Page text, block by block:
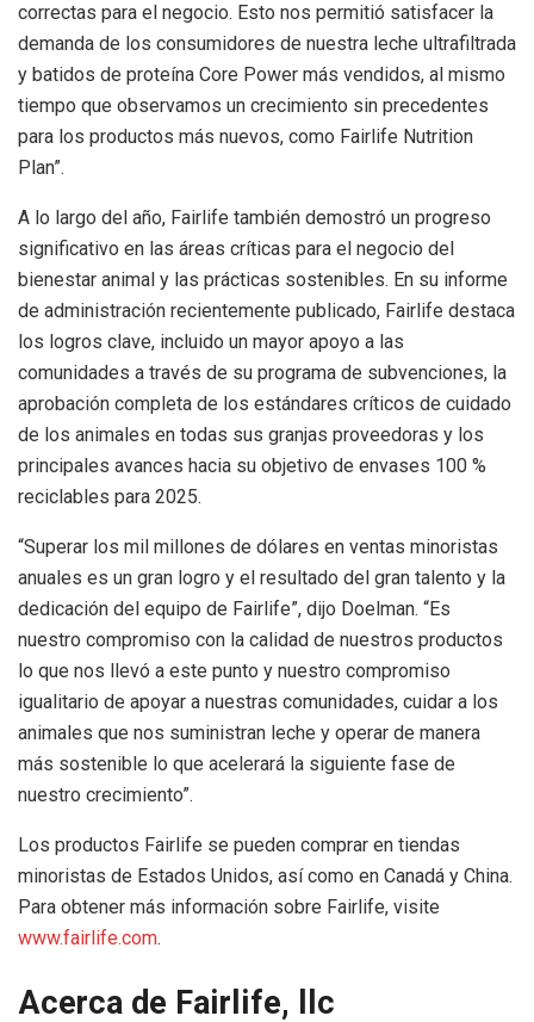
correctas para el negocio. Esto nos permitió satisfacer la
demanda de los consumidores de nuestra leche ultrafiltrada
y batidos de proteína Core Power más vendidos, al mismo
tiempo que observamos un crecimiento sin precedentes
para los productos más nuevos, como Fairlife Nutrition
Plan”.
A lo largo del año, Fairlife también demostró un progreso
significativo en las áreas críticas para el negocio del
bienestar animal y las prácticas sostenibles. En su informe
de administración recientemente publicado, Fairlife destaca
los logros clave, incluido un mayor apoyo a las
comunidades a través de su programa de subvenciones, la
aprobación completa de los estándares críticos de cuidado
de los animales en todas sus granjas proveedoras y los
principales avances hacia su objetivo de envases 100 %
reciclables para 2025.
“Superar los mil millones de dólares en ventas minoristas
anuales es un gran logro y el resultado del gran talento y la
dedicación del equipo de Fairlife”, dijo Doelman. “Es
nuestro compromiso con la calidad de nuestros productos
lo que nos llevó a este punto y nuestro compromiso
igualitario de apoyar a nuestras comunidades, cuidar a los
animales que nos suministran leche y operar de manera
más sostenible lo que acelerará la siguiente fase de
nuestro crecimiento”.
Los productos Fairlife se pueden comprar en tiendas
minoristas de Estados Unidos, así como en Canadá y China.
Para obtener más información sobre Fairlife, visite
www.fairlife.com.
Acerca de Fairlife, llc